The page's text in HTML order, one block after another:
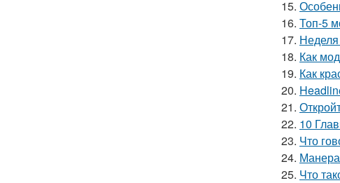
15.
16. Топ-5
17.
18. Как
19. Как
20.
21.
22. 10
23. Что
24.
25. Что